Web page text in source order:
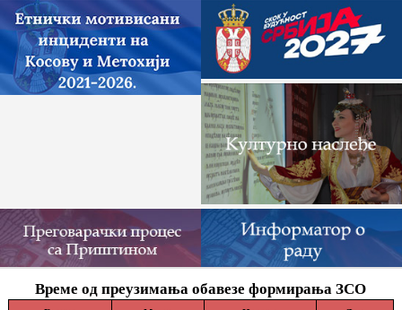
Време од преузимања обавезе формирања ЗСО